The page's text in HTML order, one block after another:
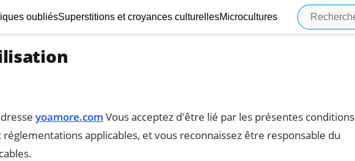
oubliésSuperstitions et croyances culturellesMicrocultures
yoamore.com Vous acceptez d'être lié par les présentes conditions
applicables, et vous reconnaissez être responsable du